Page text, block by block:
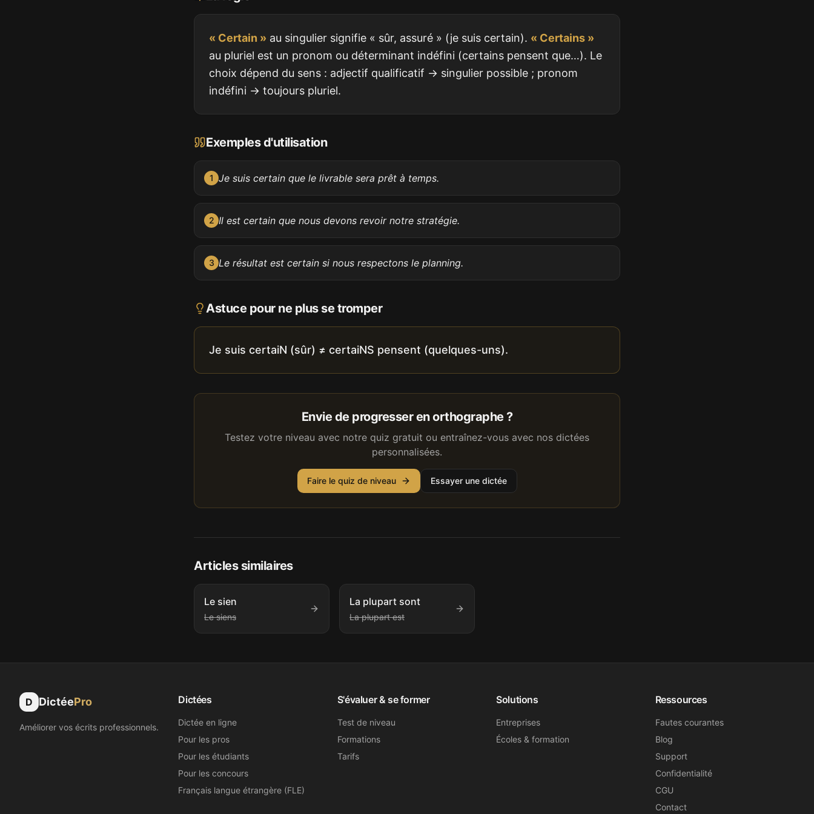
« Certain » au singulier signifie « sûr, assuré » (je suis certain). « Certains »
au pluriel est un pronom ou déterminant indéfini (certains pensent que…). Le
choix dépend du sens : adjectif qualificatif → singulier possible ; pronom
indéfini → toujours pluriel.
Exemples d'utilisation
1 Je suis certain que le livrable sera prêt à temps.
2 Il est certain que nous devons revoir notre stratégie.
3 Le résultat est certain si nous respectons le planning.
Astuce pour ne plus se tromper
Je suis certaiN (sûr) ≠ certaiNS pensent (quelques-uns).
Envie de progresser en orthographe ?
Testez votre niveau avec notre quiz gratuit ou entraînez-vous avec nos dictées
personnalisées.
Faire le quiz de niveau Essayer une dictée
Articles similaires
Le sien
Le siens
La plupart sont
La plupart est
D DictéePro
Améliorer vos écrits professionnels.
Dictées
Dictée en ligne
Pour les pros
Pour les étudiants
Pour les concours
Français langue étrangère (FLE)
S'évaluer & se former
Test de niveau
Formations
Tarifs
Solutions
Entreprises
Écoles & formation
Ressources
Fautes courantes
Blog
Support
Confidentialité
CGU
Contact